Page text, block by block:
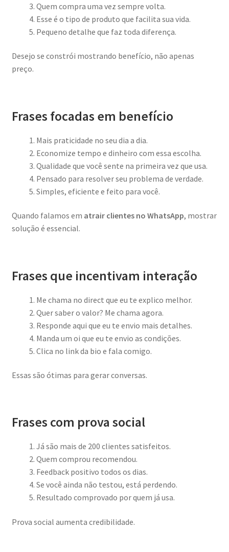
Quem compra uma vez sempre volta.
Esse é o tipo de produto que facilita sua vida.
Pequeno detalhe que faz toda diferença.
Desejo se constrói mostrando benefício, não apenas
preço.
Frases focadas em benefício
Mais praticidade no seu dia a dia.
Economize tempo e dinheiro com essa escolha.
Qualidade que você sente na primeira vez que usa.
Pensado para resolver seu problema de verdade.
Simples, eficiente e feito para você.
Quando falamos em atrair clientes no WhatsApp, mostrar
solução é essencial.
Frases que incentivam interação
Me chama no direct que eu te explico melhor.
Quer saber o valor? Me chama agora.
Responde aqui que eu te envio mais detalhes.
Manda um oi que eu te envio as condições.
Clica no link da bio e fala comigo.
Essas são ótimas para gerar conversas.
Frases com prova social
Já são mais de 200 clientes satisfeitos.
Quem comprou recomendou.
Feedback positivo todos os dias.
Se você ainda não testou, está perdendo.
Resultado comprovado por quem já usa.
Prova social aumenta credibilidade.